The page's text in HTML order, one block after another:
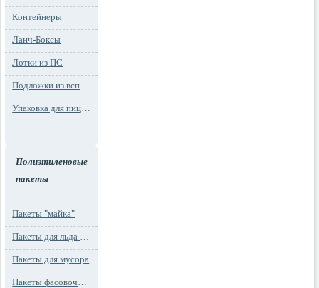
Контейнеры
Ланч-Боксы
Лотки из ПС
Подложки из вспененного ПС
Упаковка для пиццы
Полиэтиленовые
пакеты
Пакеты "майка"
Пакеты для льда и заморозки
Пакеты для мусора
Пакеты фасовочные